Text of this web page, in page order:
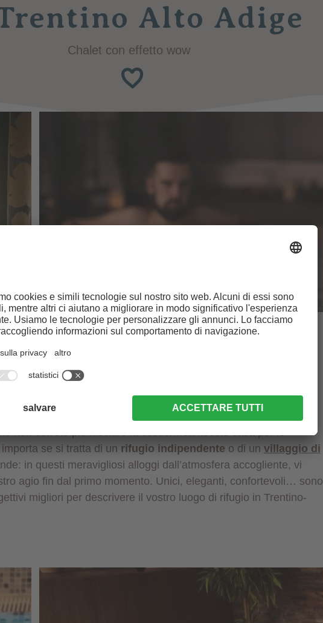
Alto Adige
Chalet con effetto wow
romantici con jacuzzi
piccola e accogliente vasca idromassaggio per 2 persone: vi
non vorrete più lasciare la vostra incantevole casa per le
se si tratta di un rifugio indipendente o di un villaggio di
in questi meravigliosi alloggi dall’atmosfera accogliente, vi
agio fin dal primo momento. Unici, eleganti, confortevoli… sono
migliori per descrivere il vostro luogo di rifugio in Trentino-